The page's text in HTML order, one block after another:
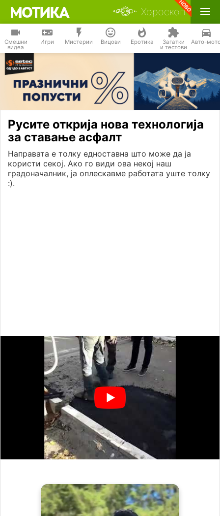
Хороскоп
Смешни
видеа
Игри Мистерии Вицови Еротика Загатки
и тестови
Авто-
Русите открија нова технологија
за ставање асфалт
Направата е толку едноставна што може да ја
користи секој. Ако го види ова некој наш
градоначалник, ја оплескавме работата уште толку
:).